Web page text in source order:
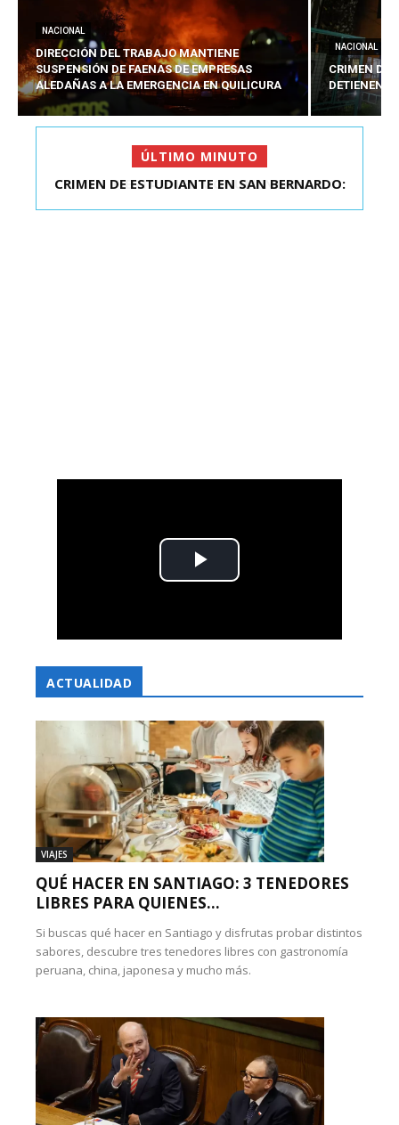
NACIONAL
DIRECCIÓN DEL TRABAJO MANTIENE
SUSPENSIÓN DE FAENAS DE EMPRESAS
ALEDAÑAS A LA EMERGENCIA EN QUILICURA
NACIONAL
CRIMEN DE
DETIENEN
ÚLTIMO MINUTO
FIESTA EN EL MONUMENTAL: LA
ACTUALIDAD
VIAJES
QUÉ HACER EN SANTIAGO: 3 TENEDORES
LIBRES PARA QUIENES...
Si buscas qué hacer en Santiago y disfrutas probar distintos
sabores, descubre tres tenedores libres con gastronomía
peruana, china, japonesa y mucho más.